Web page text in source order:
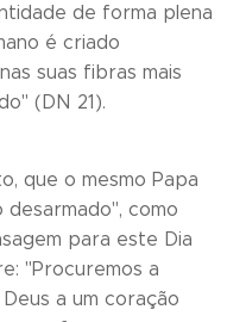
de forma plena
é criado
suas fibras mais
(DN 21).
que o mesmo Papa
desarmado", como
para este Dia
"Procuremos a
a um coração